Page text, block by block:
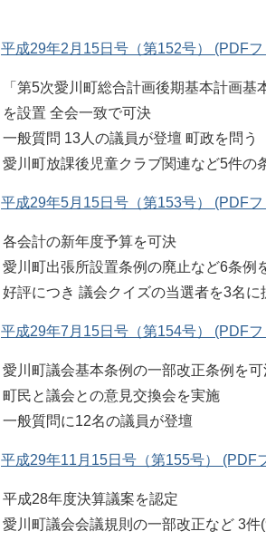
平成29年2月15日号（第152号） (PDF
「第5次愛川町総合計画後期基本計画
を設置 全会一致で可決
一般質問 13人の議員が登壇 町政を問う
愛川町放課後児童クラブ関連など5件の
平成29年5月15日号（第153号） (PDF
各会計の新年度予算を可決
愛川町出張所設置条例の廃止など6条例
好評につき 議会クイズの当選者を3名に
平成29年7月15日号（第154号） (PDF
愛川町議会基本条例の一部改正条例を可
町民と議会との意見交換会を実施
一般質問に12名の議員が登壇
平成29年11月15日号（第155号） (PDF
平成28年度決算議案を認定
愛川町議会会議規則の一部改正など 3